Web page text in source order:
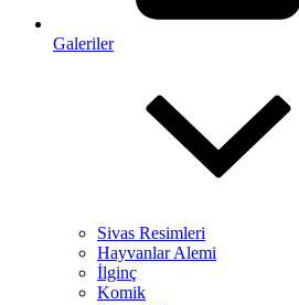
Galeriler
Sivas Resimleri
Hayvanlar Alemi
İlginç
Komik